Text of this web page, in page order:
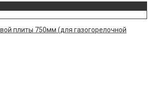
плиты 750мм (для газогорелочной